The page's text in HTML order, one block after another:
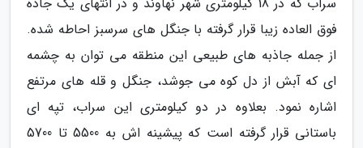
فوق العاده زیبا قرار گرفته با جنگل های سرسبز احاطه شده.
از جمله جاذبه های طبیعی این منطقه می توان به چشمه
ای که آبش از دل کوه می جوشد، جنگل و قله های مرتفع
اشاره نمود. بعلاوه در دو کیلومتری این سراب، تپه ای
باستانی قرار گرفته است که پیشینه اش به 5500 تا 5700